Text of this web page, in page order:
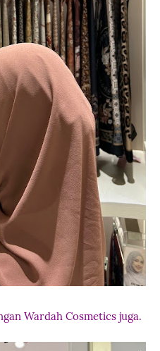
Wardah Cosmetics juga.